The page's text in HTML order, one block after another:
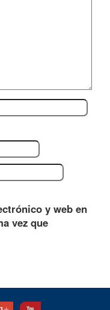
y web en
vez que